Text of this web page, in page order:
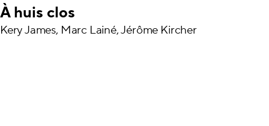
À huis clos
Kery James, Marc Lainé, Jérôme Kircher